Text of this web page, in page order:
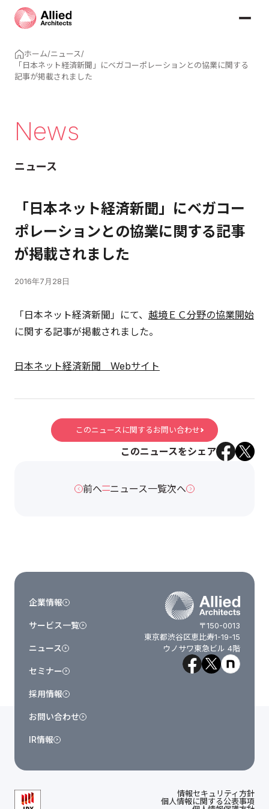
ホーム/ニュース/
「日本ネット経済新聞」にベガコーポレーションとの協業に関する
記事が掲載されました
News
ニュース
「日本ネット経済新聞」にベガコー
ポレーションとの協業に関する記事
が掲載されました
2016年7月28日
「日本ネット経済新聞」にて、 越境ＥＣ分野の協業開始
に関する記事が掲載されました。
日本ネット経済新聞 Webサイト
このニュースに関するお問い合わせ
このニュースをシェア
前へ ニュース一覧次へ
〒150-0013
東京都渋谷区恵比寿1-19-15
ウノサワ東急ビル 4階
企業情報
サービス一覧
ニュース
セミナー
採用情報
お問い合わせ
IR情報
情報セキュリティ方針
個人情報に関する公表事項